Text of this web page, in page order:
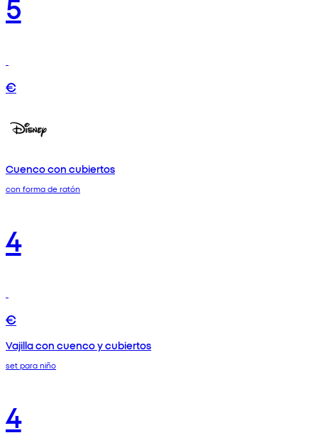
€
Cuenco con cubiertos
con forma de ratón
4
€
Vajilla con cuenco y cubiertos
set para niño
4